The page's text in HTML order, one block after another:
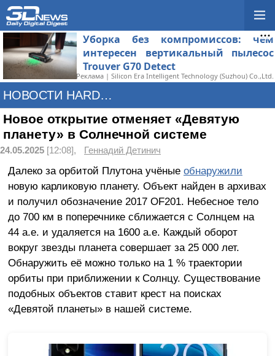
Уборка без компромиссов: чем
интересен вертикальный пылесос
Trouver G70 Detect
Реклама | Silicon Era Intelligent Technology (Suzhou) Co.,Ltd.
НОВОСТИ HARDWARE
Новое открытие отменяет «Девятую
планету» в Солнечной системе
24.05.2025 [12:08], Геннадий Детинич
Далеко за орбитой Плутона учёные обнаружили
новую карликовую планету. Объект найден в архивах
и получил обозначение 2017 OF201. Небесное тело
до 700 км в поперечнике сближается с Солнцем на
44 а.е. и удаляется на 1600 а.е. Каждый оборот
вокруг звезды планета совершает за 25 000 лет.
Обнаружить её можно только на 1 % траектории
орбиты при приближении к Солнцу. Существование
подобных объектов ставит крест на поисках
«Девятой планеты» в нашей системе.